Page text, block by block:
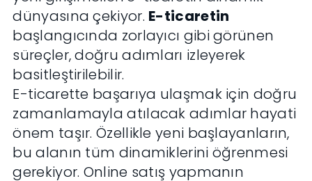
dünyasına çekiyor. E-ticaretin
başlangıcında zorlayıcı gibi görünen
süreçler, doğru adımları izleyerek
basitleştirilebilir.
E-ticarette başarıya ulaşmak için doğru
zamanlamayla atılacak adımlar hayati
önem taşır. Özellikle yeni başlayanların,
bu alanın tüm dinamiklerini öğrenmesi
gerekiyor. Online satış yapmanın